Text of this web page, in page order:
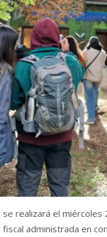
se realizará el miércoles
administrada en